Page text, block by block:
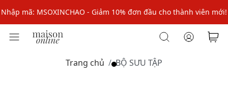
Nhập mã: MSOXINCHAO - Giảm 10% đơn đầu cho thành viên mới!
Nhập mã MSOPAY100: giảm ngay 10% khi thanh toán trực tuyến
Trang chủ BỘ SƯU TẬP